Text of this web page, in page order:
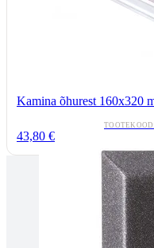
Kamina õhurest 160x320
43,80 €
Pärnu